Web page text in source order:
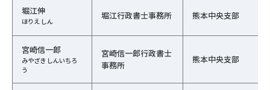
堀江伸
ほりえ しん
堀江行政書士事務所 熊本中央支部
宮崎信一郎
みやざき しんいちろ
う
宮崎信一郎行政書士
事務所
熊本中央支部